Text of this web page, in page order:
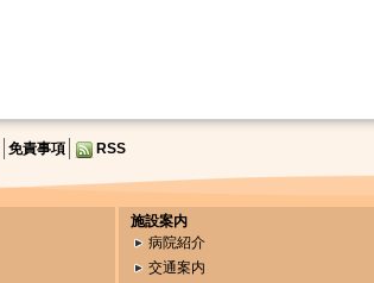
免責事項 RSS
施設案内
病院紹介
交通案内